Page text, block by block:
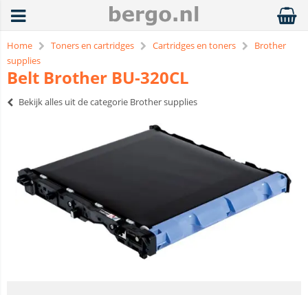
Home Toners en cartridges Cartridges en toners
Brother
supplies
Belt Brother BU-320CL
Bekijk alles uit de categorie Brother supplies